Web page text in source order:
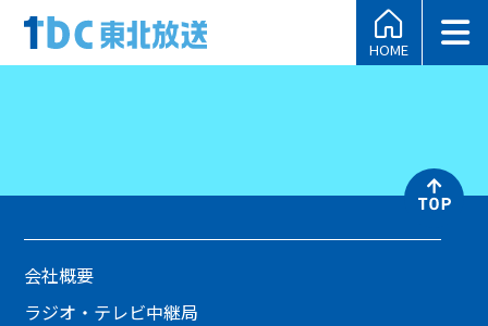
HOME
会社概要
ラジオ・テレビ中継局